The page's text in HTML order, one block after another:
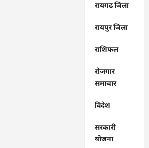
रायगढ जिला
रायपुर जिला
राशिफल
रोजगार
समाचार
विदेश
सरकारी
योजना